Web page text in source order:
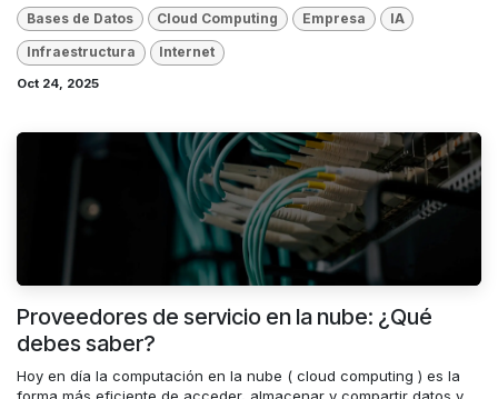
Bases de Datos Cloud Computing Empresa IA
Infraestructura Internet
Oct 24, 2025
Proveedores de servicio en la nube: ¿Qué
debes saber?
Hoy en día la computación en la nube ( cloud computing ) es la
forma más eficiente de acceder, almacenar y compartir datos y